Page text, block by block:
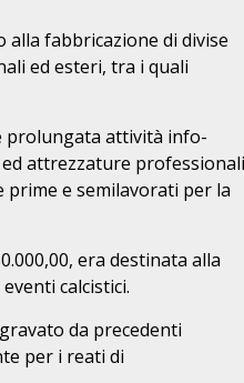
fabbricazione di divise
ed esteri, tra i quali
prolungata attività info-
attrezzature professionali
prime e semilavorati per la
era destinata alla
calcistici.
da precedenti
per i reati di